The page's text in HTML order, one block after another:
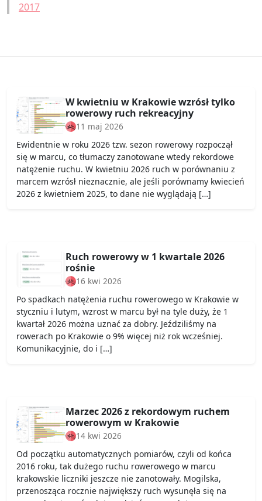
2017
W kwietniu w Krakowie wzrósł tylko
rowerowy ruch rekreacyjny
11 maj 2026
Ewidentnie w roku 2026 tzw. sezon rowerowy rozpoczął
się w marcu, co tłumaczy zanotowane wtedy rekordowe
natężenie ruchu. W kwietniu 2026 ruch w porównaniu z
marcem wzrósł nieznacznie, ale jeśli porównamy kwiecień
2026 z kwietniem 2025, to dane nie wyglądają […]
Ruch rowerowy w 1 kwartale 2026
rośnie
16 kwi 2026
Po spadkach natężenia ruchu rowerowego w Krakowie w
styczniu i lutym, wzrost w marcu był na tyle duży, że 1
kwartał 2026 można uznać za dobry. Jeździliśmy na
rowerach po Krakowie o 9% więcej niż rok wcześniej.
Komunikacyjnie, do i […]
Marzec 2026 z rekordowym ruchem
rowerowym w Krakowie
14 kwi 2026
Od początku automatycznych pomiarów, czyli od końca
2016 roku, tak dużego ruchu rowerowego w marcu
krakowskie liczniki jeszcze nie zanotowały. Mogilska,
przenosząca rocznie największy ruch wysunęła się na